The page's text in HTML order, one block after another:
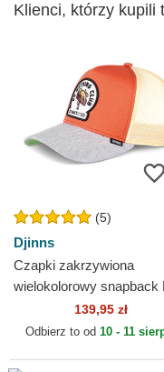
Klienci, którzy kupili
(5)
Djinns
Czapki zakrzywiona
wielokolorowy snapback
Nothing Club HFT DNC
Djinns
139,95 zł
Odbierz to od 10 - 11